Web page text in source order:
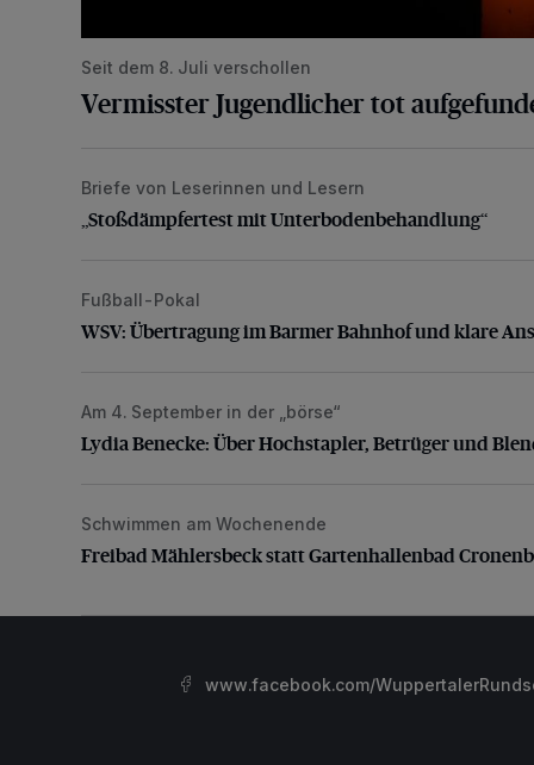
Seit dem 8. Juli verschollen
Vermisster Jugendlicher tot
„Stoßdämpfertest mit Unterbodenbehandlung“
Briefe von Leserinnen und Lesern
„Stoßdämpfertest mit Unterbodenbehandlung“
WSV: Übertragung im Barmer Bahnhof und klare
Fußball-Pokal
WSV: Übertragung im Barmer Bahnhof und klare
Lydia Benecke: Über Hochstapler, Betrüger und
Am 4. September in der „börse“
Lydia Benecke: Über Hochstapler, Betrüger und
Freibad Mählersbeck statt Gartenhallenbad
Schwimmen am Wochenende
Freibad Mählersbeck statt Gartenhallenbad
www.facebook.com/